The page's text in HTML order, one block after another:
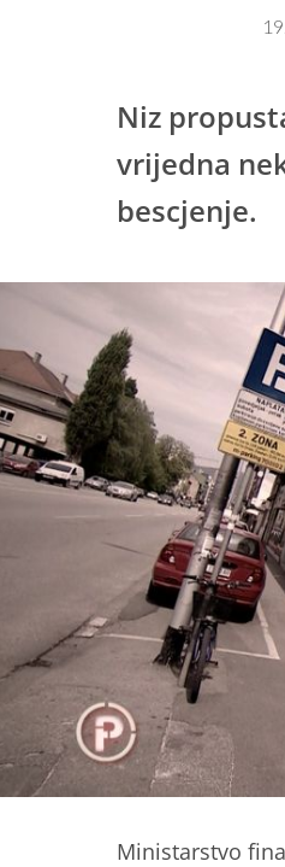
Niz
vrijedna
bescjenje.
Ministarstvo